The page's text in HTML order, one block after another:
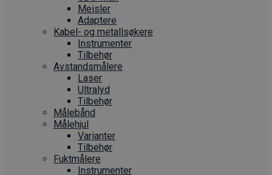
Meisler
Adaptere
Kabel- og metallsøkere
Instrumenter
Tilbehør
Avstandsmålere
Laser
Ultralyd
Tilbehør
Målebånd
Målehjul
Varianter
Tilbehør
Fuktmålere
Instrumenter